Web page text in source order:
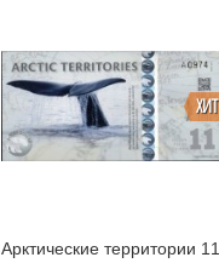
ХИТ
Арктические территории 11